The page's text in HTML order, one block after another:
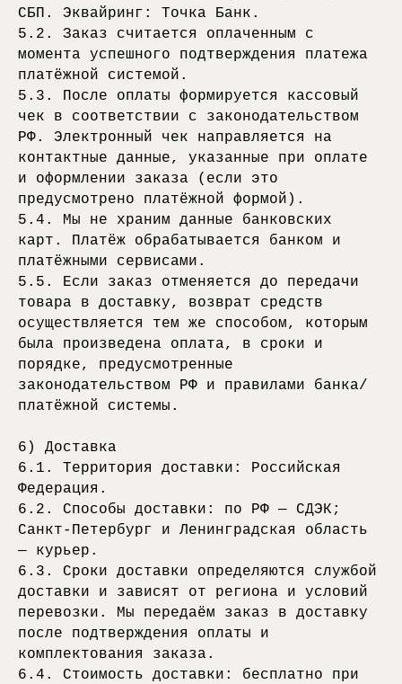
СБП. Эквайринг: Точка Банк.
5.2. Заказ считается оплаченным с
момента успешного подтверждения платежа
платёжной системой.
5.3. После оплаты формируется кассовый
чек в соответствии с законодательством
РФ. Электронный чек направляется на
контактные данные, указанные при оплате
и оформлении заказа (если это
предусмотрено платёжной формой).
5.4. Мы не храним данные банковских
карт. Платёж обрабатывается банком и
платёжными сервисами.
5.5. Если заказ отменяется до передачи
товара в доставку, возврат средств
осуществляется тем же способом, которым
была произведена оплата, в сроки и
порядке, предусмотренные
законодательством РФ и правилами банка/
платёжной системы.
6) Доставка
6.1. Территория доставки: Российская
Федерация.
6.2. Способы доставки: по РФ — СДЭК;
Санкт-Петербург и Ленинградская область
— курьер.
6.3. Сроки доставки определяются службой
доставки и зависят от региона и условий
перевозки. Мы передаём заказ в доставку
после подтверждения оплаты и
комплектования заказа.
6.4. Стоимость доставки: бесплатно при